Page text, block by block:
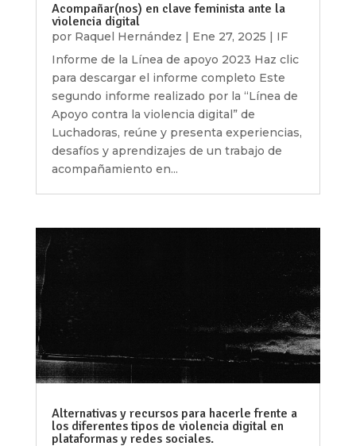
Acompañar(nos) en clave feminista ante la
violencia digital
por Raquel Hernández Ene 27, 2025
IF
Informe de la Línea de apoyo 2023 Haz clic
para descargar el informe completo Este
segundo informe realizado por la “Línea de
Apoyo contra la violencia digital” de
Luchadoras, reúne y presenta experiencias,
desafíos y aprendizajes de un trabajo de
acompañamiento en...
Alternativas y recursos para hacerle frente a
los diferentes tipos de violencia digital en
plataformas y redes sociales.